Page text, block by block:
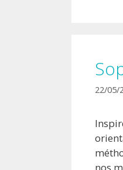
22/05/